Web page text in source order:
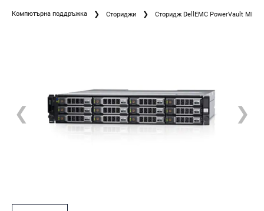
Компютърна поддръжка Сториджи Сторидж DellEMC PowerVault
❮ ❯